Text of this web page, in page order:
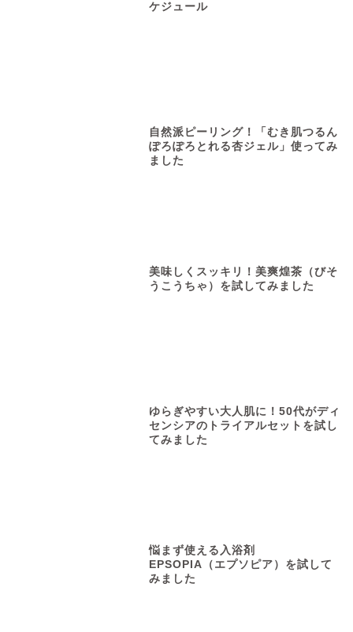
ケジュール
自然派ピーリング！「むき肌つるん
ぽろぽろとれる杏ジェル」使ってみ
ました
美味しくスッキリ！美爽煌茶（びそ
うこうちゃ）を試してみました
ゆらぎやすい大人肌に！50代がディ
センシアのトライアルセットを試し
てみました
悩まず使える入浴剤
EPSOPIA（エプソピア）を試して
みました